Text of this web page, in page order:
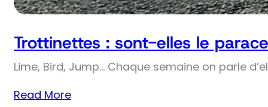
Trottinettes : sont-elles le
Lime, Bird, Jump… Chaque semaine on parle
Read More